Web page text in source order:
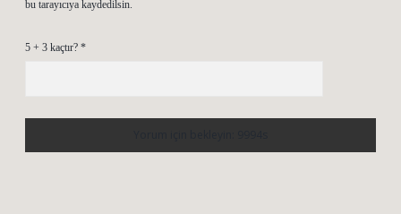
bu tarayıcıya kaydedilsin.
5 + 3 kaçtır? *